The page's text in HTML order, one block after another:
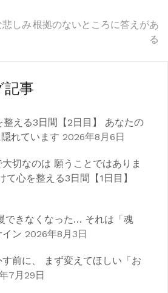
しみ根拠のないところに答えがあ
る
記事
える3日間【2日目】 あなたの
れています 2026年8月6日
切なのは 願うことではありま
心を整える3日間【1日目】
できなくなった… それは「魂
ン 2026年8月3日
前に、 まず変えてほしい「お
7月29日